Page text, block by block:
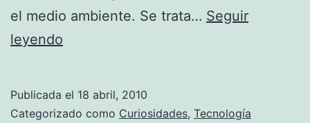
el medio ambiente. Se trata… Seguir
leyendo
el
Publicada el 18 abril, 2010
Categorizado como Curiosidades, Tecnología